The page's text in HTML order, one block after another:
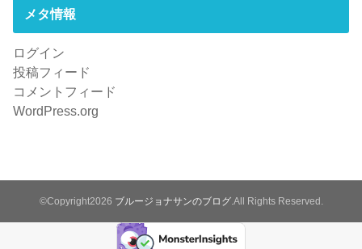
メタ情報
ログイン
投稿フィード
コメントフィード
WordPress.org
©Copyright2026 ブルージョナサンのブログ.All Rights Reserved.